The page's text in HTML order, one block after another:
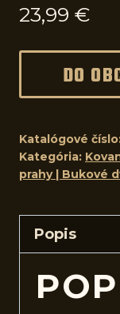
23,99 €
DO
Katalógové
Kategória:
prahy | Bukové
Popis